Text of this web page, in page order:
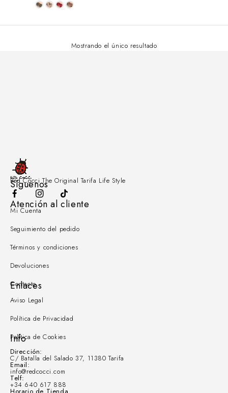
Mostrando el único resultado
Red Cocci The Original Tarifa Life Style
Síguenos
Atención al cliente
Mi Cuenta
Seguimiento del pedido
Términos y condiciones
Devoluciones
Contacto
Enlaces
Aviso Legal
Política de Privacidad
Política de Cookies
Info
Dirección:
C/ Batalla del Salado 37, 11380 Tarifa
Email:
info@redcocci.com
Telf:
+34 640 617 888
Horario de Tienda